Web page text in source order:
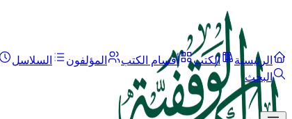
الرئيسية الكتب أقسام الكتب المؤلفون السلاسل
البحث